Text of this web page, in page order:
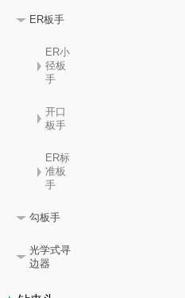
ER板手
ER小
径板
手
开口
板手
ER标
准板
手
勾板手
光学式寻
边器